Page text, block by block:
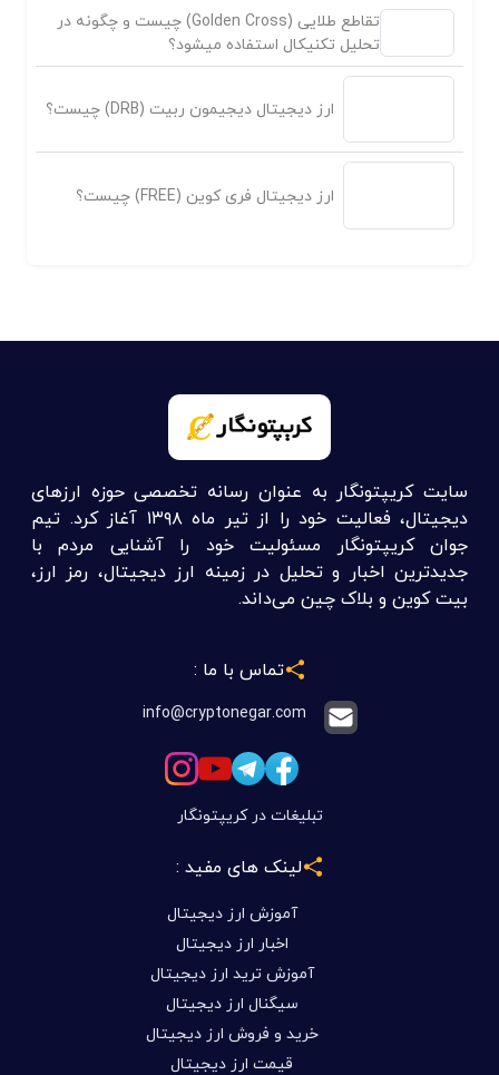
تقاطع طلایی (Golden Cross) چیست و چگونه در
تحلیل تکنیکال استفاده میشود؟
ارز دیجیتال دیجیمون ربیت (DRB) چیست؟
ارز دیجیتال فری کوین (FREE) چیست؟
سایت کریپتونگار به عنوان رسانه تخصصی حوزه ارزهای
دیجیتال، فعالیت خود را از تیر ماه ۱۳۹۸ آغاز کرد. تیم
جوان کریپتونگار مسئولیت خود را آشنایی مردم با
جدیدترین اخبار و تحلیل در زمینه ارز دیجیتال، رمز ارز،
بیت کوین و بلاک چین می‌داند.
تماس با ما :
info@cryptonegar.com
تبلیغات در کریپتونگار
لینک های مفید :
آموزش ارز دیجیتال
اخبار ارز دیجیتال
آموزش ترید ارز دیجیتال
سیگنال ارز دیجیتال
خرید و فروش ارز دیجیتال
قیمت ارز دیجیتال